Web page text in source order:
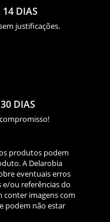
14 DIAS
justificações.
DIAS
produtos podem
A Delarobia
eventuais erros
e/ou referências do
conter imagens com
podem não estar